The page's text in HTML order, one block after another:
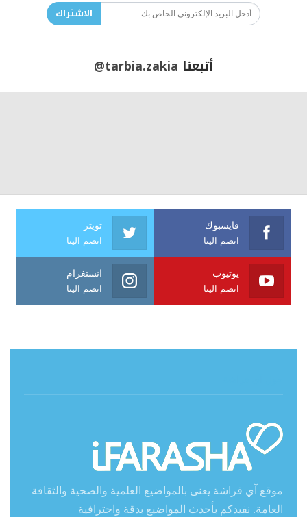
الاشتراك
أتبعنا @tarbia.zakia
فايسبوك
انضم الينا
تويتر
انضم الينا
يوتيوب
انضم الينا
انستغرام
انضم الينا
موقع آي فراشة يعنى بالمواضيع العلمية والصحية والثقافة
العامة. نفيدكم بأحدث المواضيع بدقة واحترافية